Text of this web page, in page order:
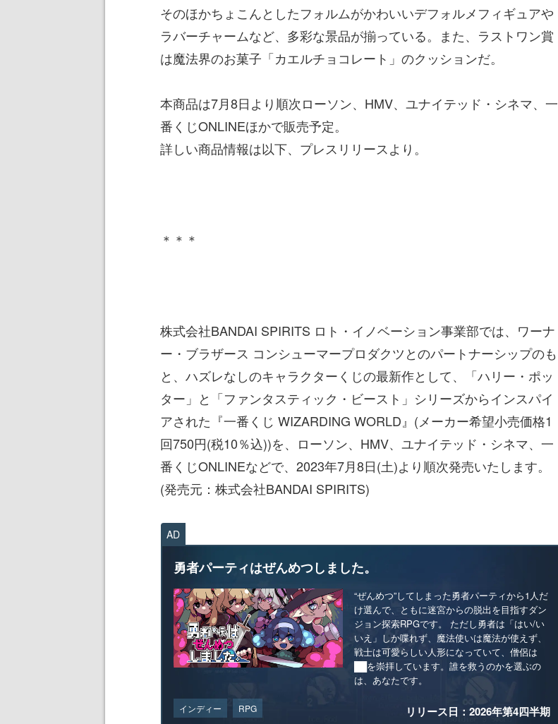
そのほかちょこんとしたフォルムがかわいいデフォルメフィギュアや
ラバーチャームなど、多彩な景品が揃っている。また、ラストワン賞
は魔法界のお菓子「カエルチョコレート」のクッションだ。
本商品は7月8日より順次ローソン、HMV、ユナイテッド・シネマ、一
番くじONLINEほかで販売予定。
詳しい商品情報は以下、プレスリリースより。
＊＊＊
株式会社BANDAI SPIRITS ロト・イノベーション事業部では、ワーナ
ー・ブラザース コンシューマープロダクツとのパートナーシップのも
と、ハズレなしのキャラクターくじの最新作として、「ハリー・ポッ
ター」と「ファンタスティック・ビースト」シリーズからインスパイ
アされた『一番くじ WIZARDING WORLD』(メーカー希望小売価格1
回750円(税10％込))を、ローソン、HMV、ユナイテッド・シネマ、一
番くじONLINEなどで、2023年7月8日(土)より順次発売いたします。
(発売元：株式会社BANDAI SPIRITS)
AD
勇者パーティはぜんめつしました。
“ぜんめつ”してしまった勇者パーティから1人だ
け選んで、ともに迷宮からの脱出を目指すダン
ジョン探索RPGです。 ただし勇者は「はい/い
いえ」しか喋れず、魔法使いは魔法が使えず、
戦士は可愛らしい人形になっていて、僧侶は
██を崇拝しています。誰を救うのかを選ぶの
は、あなたです。
インディー RPG リリース日：2026年第4四半期